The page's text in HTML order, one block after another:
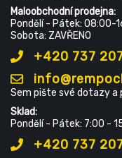
Maloobchodní prodejna:
Pondělí - Pátek: 08:00-
Sobota: ZAVŘENO
+420 737
Sem pište své dotazy a
Sklad:
Pondělí - Pátek: 7:00 -
+420 737